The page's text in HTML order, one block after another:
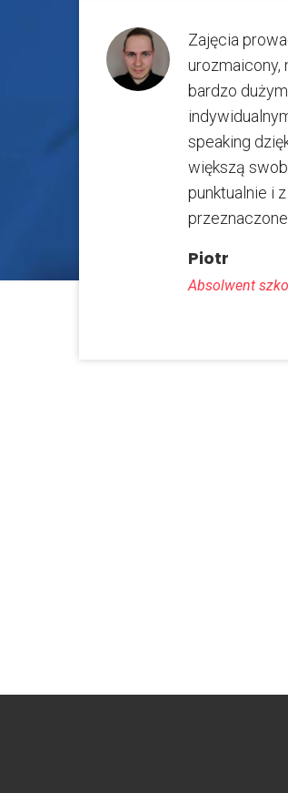
Zajęcia
urozmaicony,
bardzo
speaking
większą
punktualnie i
Piotr
Absolwent